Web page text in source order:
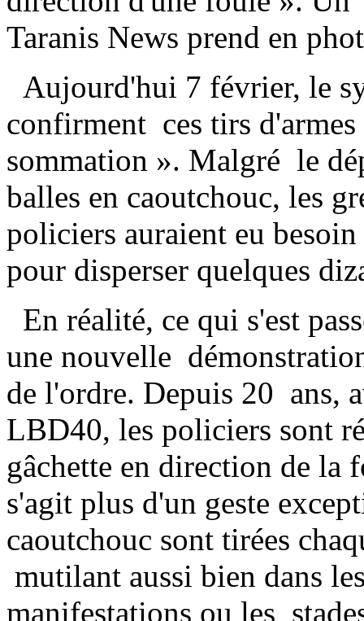
Taranis News prend en
Aujourd'hui 7 février, le
confirment ces tirs
sommation ». Malgré le
balles en caoutchouc, les
policiers auraient eu
pour disperser quelques
En réalité, ce qui s'est
une nouvelle
de l'ordre. Depuis 20 ans,
LBD40, les policiers sont
gâchette en direction de
s'agit plus d'un geste
caoutchouc sont tirées
mutilant aussi bien dans
manifestations ou les